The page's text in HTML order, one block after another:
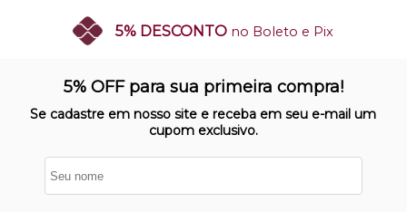
5% DESCONTO no Boleto e Pix
Nosso site opera em ambiente
protegido
5% OFF para sua primeira compra!
Se cadastre em nosso site e receba em seu e-mail um
cupom exclusivo.